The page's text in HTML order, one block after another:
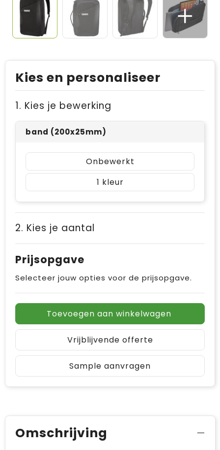
Kies en personaliseer
1. Kies je bewerking
band (200x25mm)
Onbewerkt
1
2. Kies je aantal
Prijsopgave
Selecteer jouw opties voor de prijsopgave.
Toevoegen aan winkelwagen
Vrijblijvende offerte
Sample aanvragen
Omschrijving